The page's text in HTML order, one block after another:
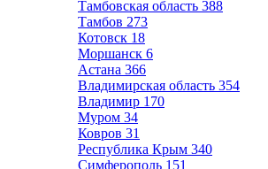
Тамбовская область 388
Тамбов 273
Котовск 18
Моршанск 6
Астана 366
Владимирская область 354
Владимир 170
Муром 34
Ковров 31
Республика Крым 340
Симферополь 151